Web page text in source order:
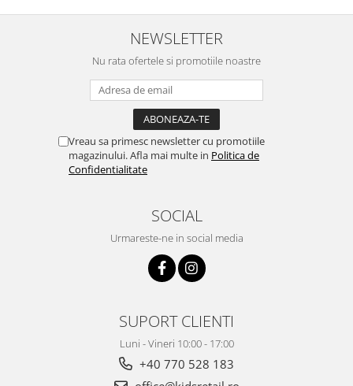
NEWSLETTER
Nu rata ofertele si promotiile noastre
Vreau sa primesc newsletter cu promotiile
magazinului. Afla mai multe in Politica de
Confidentialitate
SOCIAL
Urmareste-ne in social media
SUPORT CLIENTI
Luni - Vineri 10:00 - 17:00
+40 770 528 183